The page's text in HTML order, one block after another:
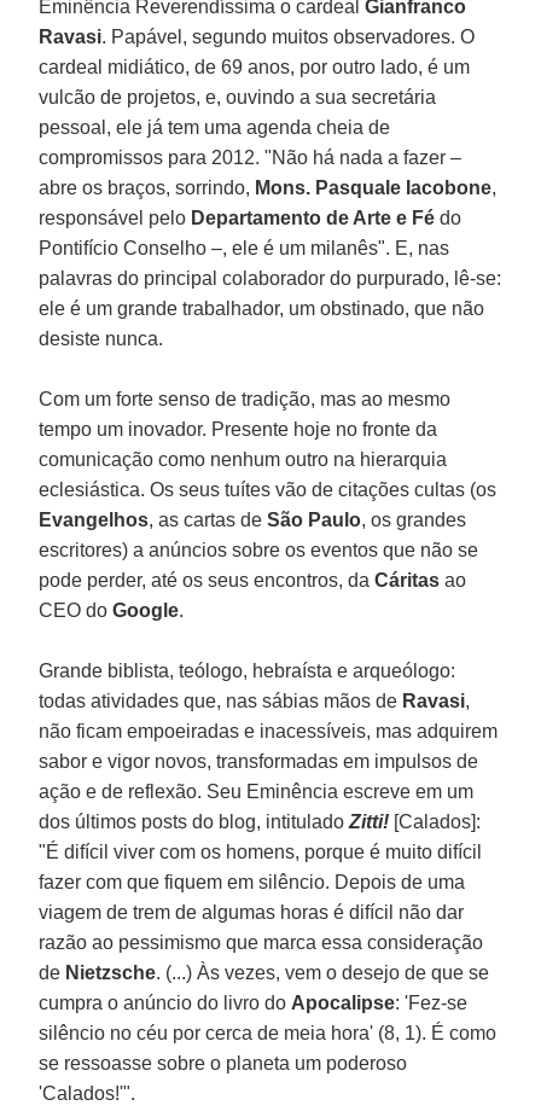
Eminência Reverendíssima o cardealGianfranco
Ravasi. Papável, segundo muitos observadores. O
cardeal midiático, de 69 anos, por outro lado, é um
vulcão de projetos, e, ouvindo a sua secretária
pessoal, ele já tem uma agenda cheia de
compromissos para 2012. "Não há nada a fazer –
abre os braços, sorrindo, Mons. Pasquale Iacobone,
responsável pelo Departamento de Arte e Fédo
Pontifício Conselho –, ele é um milanês". E, nas
palavras do principal colaborador do purpurado, lê-se:
ele é um grande trabalhador, um obstinado, que não
desiste nunca.
Com um forte senso de tradição, mas ao mesmo
tempo um inovador. Presente hoje no fronte da
comunicação como nenhum outro na hierarquia
eclesiástica. Os seus tuítes vão de citações cultas (os
Evangelhos, as cartas deSão Paulo, os grandes
escritores) a anúncios sobre os eventos que não se
pode perder, até os seus encontros, daCáritasao
CEO doGoogle.
Grande biblista, teólogo, hebraísta e arqueólogo:
todas atividades que, nas sábias mãos de Ravasi,
não ficam empoeiradas e inacessíveis, mas adquirem
sabor e vigor novos, transformadas em impulsos de
ação e de reflexão. Seu Eminência escreve em um
dos últimos posts do blog, intituladoZitti! [Calados]:
"É difícil viver com os homens, porque é muito difícil
fazer com que fiquem em silêncio. Depois de uma
viagem de trem de algumas horas é difícil não dar
razão ao pessimismo que marca essa consideração
de Nietzsche. (...) Às vezes, vem o desejo de que se
cumpra o anúncio do livro do Apocalipse: 'Fez-se
silêncio no céu por cerca de meia hora' (8, 1). É como
se ressoasse sobre o planeta um poderoso
'Calados!'".